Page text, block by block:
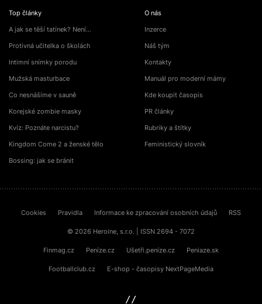
Top články
A jak se těší tatínek? Není…
Protivná učitelka o školách
Intimní snímky porodu
Mužská masturbace
Co nesnášíme v sauně
Korejské zombie masky
Kvíz: Poznáte narcistu?
Kingdom Come 2 a ženské tělo
Bossing: jak se bránit
O nás
Inzerce
Náš tým
Kontakty
Manuál pro moderní mámy
Kde koupit časopis
PR články
Rubriky a štítky
Feministický slovník
Cookies Pravidla Informace ke zpracování osobních údajů RSS
© 2026 Heroine, s.r.o. | ISSN 2694 - 7072
Finmag.cz Peníze.cz Ušetři.peníze.cz Peniaze.sk
Footballclub.cz E-shop - časopisy NextPageMedia